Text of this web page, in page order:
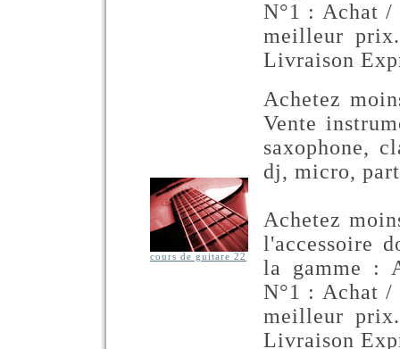
N°1 : Achat /
meilleur
Livraison
cours de guitare 22
Achetez
Vente
saxophone,
dj, micro,
Achetez
l'accessoire
la gamme :
N°1 : Achat /
meilleur
Livraison